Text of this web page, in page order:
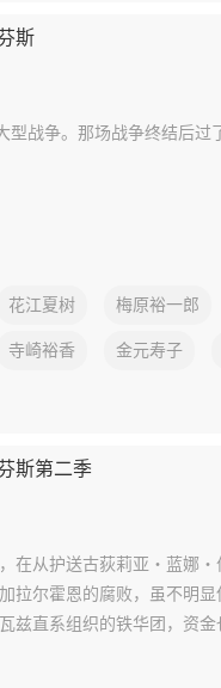
斯
”的大型战争。那场
花江夏树 梅原裕一郎
寺崎裕香 金元寿子
斯第二季
在从护送古荻莉亚・蓝娜
拉尔霍恩的腐败，虽不明
兹直系组织的铁华团，资